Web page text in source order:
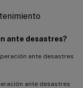
ante desastres?
ante desastres
ante desastres